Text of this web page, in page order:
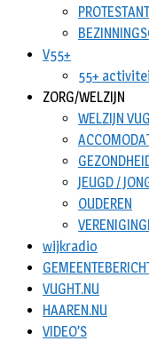
V55+
55+
ZORG/WELZIJN
WELZIJN
JEUGD /
OUDEREN
wijkradio
VUGHT.NU
HAAREN.NU
VIDEO’S